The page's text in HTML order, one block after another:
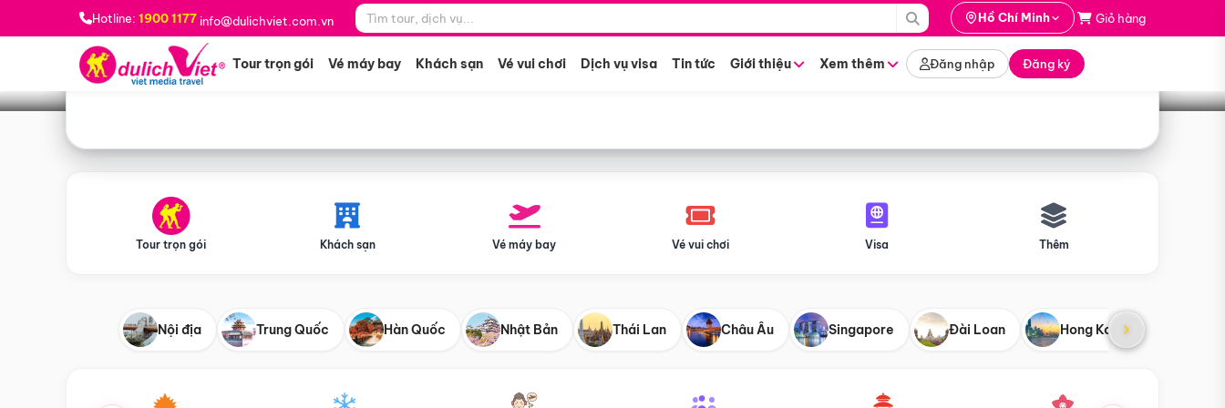
Hotline: 1900 1177 info@dulichviet.com.vn Hồ Chí Minh Giỏ hàng
Tour trọn gói Vé máy bay Khách sạn Vé vui chơi Dịch vụ visa Tin tức Giới thiệu Xem thêm Đăng nhập Đăng ký
Bạn muốn đi đâu? *
Tìm tour
Tour trọn gói Khách sạn Vé máy bay Vé vui chơi Visa Thêm
Nội địa Trung Quốc Hàn Quốc Nhật Bản Thái Lan Châu Âu Singapore Đài Loan Hong Kong